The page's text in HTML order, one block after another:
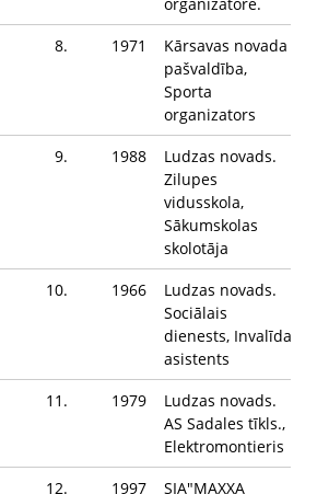
organizatore.
8. 1971
Kārsavas novada
pašvaldība,
Sporta
organizators
9. 1988
Ludzas novads.
Zilupes
vidusskola,
Sākumskolas
skolotāja
10. 1966
Ludzas novads.
Sociālais
dienests, Invalīda
asistents
11. 1979
Ludzas novads.
AS Sadales tīkls.,
Elektromontieris
12. 1997
SIA"MAXXA